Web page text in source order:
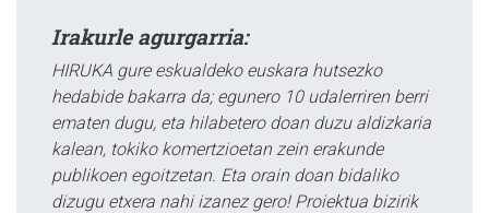
Irakurle agurgarria:
HIRUKA gure eskualdeko euskara hutsezko
hedabide bakarra da; egunero 10 udalerriren berri
ematen dugu, eta hilabetero doan duzu aldizkaria
kalean, tokiko komertzioetan zein erakunde
publikoen egoitzetan. Eta orain doan bidaliko
dizugu etxera nahi izanez gero! Proiektua bizirik